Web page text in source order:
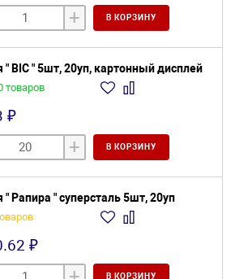
+ В КОРЗИНУ
" BIC " 5шт, 20уп, картонный дисплей
товаров
₽
+ В КОРЗИНУ
" Рапира " суперсталь 5шт, 20уп
₽
В КОРЗИНУ